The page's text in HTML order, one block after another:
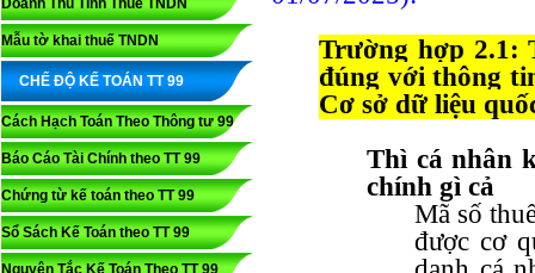
Doanh Thu Tính Thuế TNDN
Mẫu tờ khai thuế TNDN
CHẾ ĐỘ KẾ TOÁN TT 99
Cách Hạch Toán Theo Thông tư 99
Báo Cáo Tài Chính theo TT 99
Chứng từ kế toán theo TT 99
Sổ Sách Kế Toán theo TT 99
Nguyên Tắc Kế Toán Theo TT 99
Trường hợp 2.1:
đúng với thông
Cơ sở dữ liệu
Thì cá nhân
chính gì cả
Mã số
được cơ